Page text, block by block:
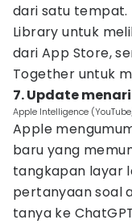
dari satu
Library untuk
dari App Store,
Together untuk
7. Update
Apple Intelligence
Apple
baru yang
tangkapan layar
pertanyaan soal
tanya ke